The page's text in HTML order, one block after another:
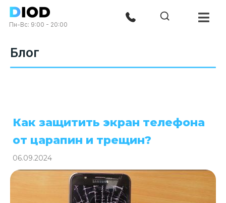
Пн-Вс: 9:00 - 20:00
Блог
Как защитить экран телефона
от царапин и трещин?
06.09.2024